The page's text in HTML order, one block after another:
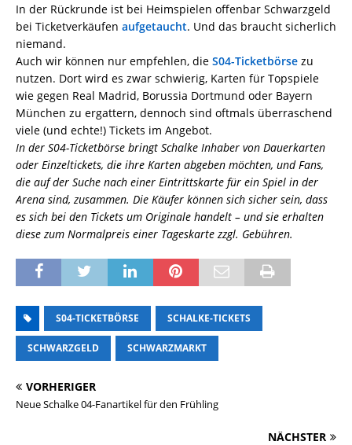
In der Rückrunde ist bei Heimspielen offenbar Schwarzgeld
bei Ticketverkäufen aufgetaucht. Und das braucht sicherlich
niemand.
Auch wir können nur empfehlen, die S04-Ticketbörse zu
nutzen. Dort wird es zwar schwierig, Karten für Topspiele
wie gegen Real Madrid, Borussia Dortmund oder Bayern
München zu ergattern, dennoch sind oftmals überraschend
viele (und echte!) Tickets im Angebot.
In der S04-Ticketbörse bringt Schalke Inhaber von Dauerkarten
oder Einzeltickets, die ihre Karten abgeben möchten, und Fans,
die auf der Suche nach einer Eintrittskarte für ein Spiel in der
Arena sind, zusammen. Die Käufer können sich sicher sein, dass
es sich bei den Tickets um Originale handelt – und sie erhalten
diese zum Normalpreis einer Tageskarte zzgl. Gebühren.
S04-TICKETBÖRSE SCHALKE-TICKETS
SCHWARZGELD SCHWARZMARKT
VORHERIGER
Neue Schalke 04-Fanartikel für den Frühling
NÄCHSTER